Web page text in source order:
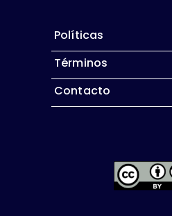
Políticas
Términos
Contacto